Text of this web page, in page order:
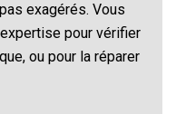
exagérés. Vous
pour vérifier
ou pour la réparer